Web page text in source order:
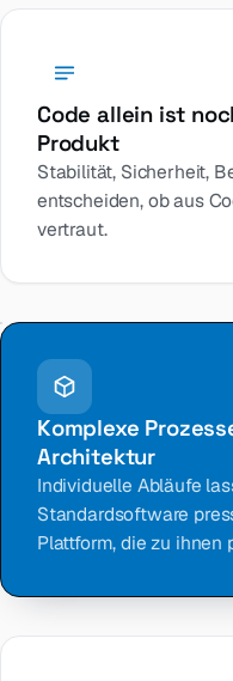
Code allein ist
Produkt
Stabilität, Sicherheit,
entscheiden, ob aus
vertraut.
Komplexe
Architektur
Individuelle Abläufe
Standardsoftware
Plattform, die zu ihnen